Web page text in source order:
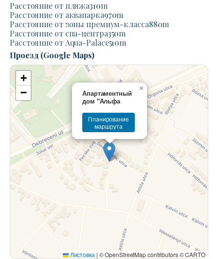
Расстояние от пляжа310m
Расстояние от аквапарка970m
Расстояние от зоны премиум-класса880m
Расстояние от спа-центра350m
Расстояние от Aqua-Palace510m
Проезд (Google Maps)
Апартаментный
дом "Альфа
Планирование
маршрута
×
+
−
Листовка | © OpenStreetMap contributors © CARTO